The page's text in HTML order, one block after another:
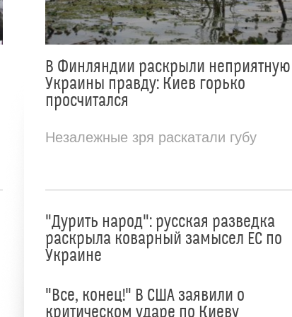
В Финляндии раскрыли
Украины правду: Киев горько
просчитался
Незалежные зря раскатали губу
"Дурить народ": русская разведка
раскрыла коварный замысел ЕС по
Украине
"Все, конец!" В США заявили о
критическом ударе по Киеву